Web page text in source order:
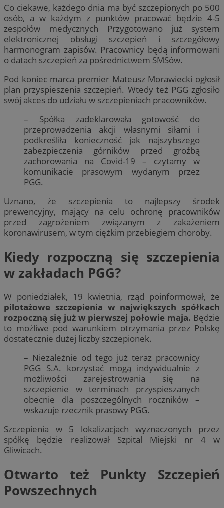
Co ciekawe, każdego dnia ma być szczepionych po 500
osób, a w każdym z punktów pracować będzie 4-5
zespołów medycznych Przygotowano już system
elektronicznej obsługi szczepień i szczegółowy
harmonogram zapisów. Pracownicy będą informowani
o datach szczepień za pośrednictwem SMSów.
Pod koniec marca premier Mateusz Morawiecki ogłosił
plan przyspieszenia szczepień. Wtedy też PGG zgłosiło
swój akces do udziału w szczepieniach pracowników.
– Spółka zadeklarowała gotowość do
przeprowadzenia akcji własnymi siłami i
podkreśliła konieczność jak najszybszego
zabezpieczenia górników przed groźbą
zachorowania na Covid-19 – czytamy w
komunikacie prasowym wydanym przez
PGG.
Uznano, że szczepienia to najlepszy środek
prewencyjny, mający na celu ochronę pracowników
przed zagrożeniem związanym z zakażeniem
koronawirusem, w tym ciężkim przebiegiem choroby.
Kiedy rozpoczną się szczepienia
w zakładach PGG?
W poniedziałek, 19 kwietnia, rząd poinformował, że
pilotażowe szczepienia w największych spółkach
rozpoczną się już w pierwszej połowie maja. Będzie
to możliwe pod warunkiem otrzymania przez Polskę
dostatecznie dużej liczby szczepionek.
– Niezależnie od tego już teraz pracownicy
PGG S.A. korzystać mogą indywidualnie z
możliwości zarejestrowania się na
szczepienie w terminach przyspieszanych
obecnie dla poszczególnych roczników –
wskazuje rzecznik prasowy PGG.
Szczepienia w 5 lokalizacjach wyznaczonych przez
spółkę będzie realizował Szpital Miejski nr 4 w
Gliwicach.
Otwarto też Punkty Szczepień
Powszechnych